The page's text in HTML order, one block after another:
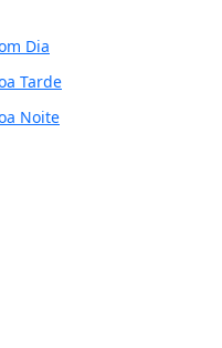
Dia
Tarde
Noite